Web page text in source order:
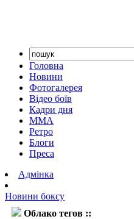
Головна
Новини
Фотогалерея
Відео боїв
Кадри дня
ММА
Ретро
Блоги
Преса
Адмінка
Новини боксу
Облако тегов ::